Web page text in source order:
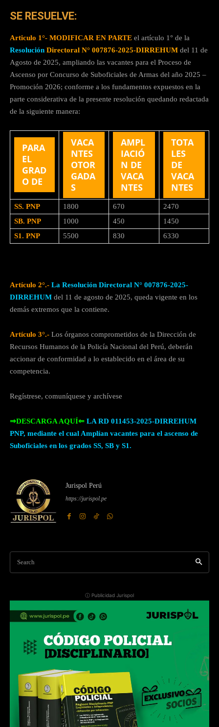
SE RESUELVE:
Articulo 1°- MODIFICAR EN PARTE el artículo 1° de la
Resolución Directoral N° 007876-2025-DIRREHUM del 11 de
Agosto de 2025, ampliando las vacantes para el Proceso de
Ascenso por Concurso de Suboficiales de Armas del año 2025 –
Promoción 2026; conforme a los fundamentos expuestos en la
parte considerativa de la presente resolución quedando redactada
de la siguiente manera:
PARA
EL
GRAD
O DE
VACA
NTES
OTOR
GADA
S
AMPL
IACIÓ
N DE
VACA
NTES
TOTA
LES
DE
VACA
NTES
SS. PNP 1800 670
2470
SB. PNP
1000 450
1450
S1. PNP
5500 830 6330
Artículo 2°.- La Resolución Directoral N° 007876-2025-
DIRREHUM del 11 de agosto de 2025, queda vigente en los
demás extremos que la contiene.
Artículo 3°.- Los órganos comprometidos de la Dirección de
Recursos Humanos de la Policía Nacional del Perú, deberán
accionar de conformidad a lo establecido en el área de su
competencia.
Regístrese, comuníquese y archívese
⇒DESCARGA AQUÍ⇐ LA RD 011453-2025-DIRREHUM
PNP, mediante el cual Amplían vacantes para el ascenso de
Suboficiales en los grados SS, SB y S1.
Jurispol Perú
https://jurispol.pe
Search
ⓘ Publicidad Jurispol